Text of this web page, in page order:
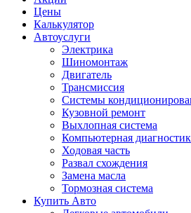
Цены
Калькулятор
Автоуслуги
Электрика
Шиномонтаж
Двигатель
Трансмиссия
Системы
Кузовной ремонт
Выхлопная система
Компьютерная
Ходовая часть
Развал схождения
Замена масла
Тормозная система
Купить Авто